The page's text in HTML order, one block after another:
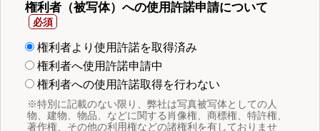
権利者（被写体）への使用許諾申請について
権利者より使用許諾を取得済み
権利者へ使用許諾申請中
権利者への使用許諾取得を行わない
※特別に記載のない限り、弊社は写真被写体としての人
物、建物、物品、などに関する肖像権、商標権、特許権、
著作権、その他の利用権などの諸権利を有しておりませ